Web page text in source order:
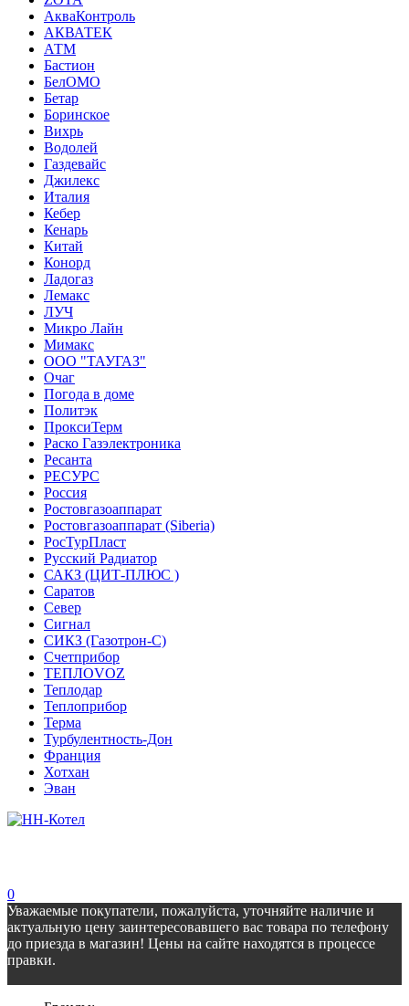
АкваКонтроль
АКВАТЕК
АТМ
Бастион
БелОМО
Бетар
Боринское
Вихрь
Водолей
Газдевайс
Джилекс
Италия
Кебер
Кенарь
Китай
Конорд
Ладогаз
Лемакс
ЛУЧ
Микро Лайн
Мимакс
ООО "ТАУГАЗ"
Очаг
Погода в доме
Политэк
ПроксиТерм
Раско Газэлектроника
Ресанта
РЕСУРС
Россия
Ростовгазоаппарат
Ростовгазоаппарат (Siberia)
РосТурПласт
Русский Радиатор
САКЗ (ЦИТ-ПЛЮС )
Саратов
Север
Сигнал
СИКЗ (Газотрон-С)
Счетприбор
ТЕПЛОVOZ
Теплодар
Теплоприбор
Терма
Турбулентность-Дон
Франция
Хотхан
Эван
0
Уважаемые покупатели, пожалуйста, уточняйте наличие и
актуальную цену заинтересовавшего вас товара по телефону
до приезда в магазин! Цены на сайте находятся в процессе
правки.